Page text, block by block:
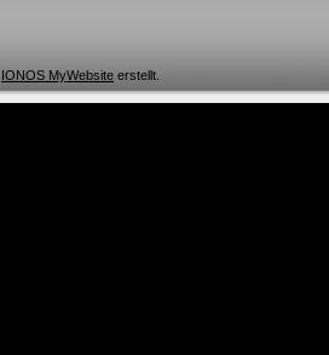
IONOS MyWebsite erstellt.